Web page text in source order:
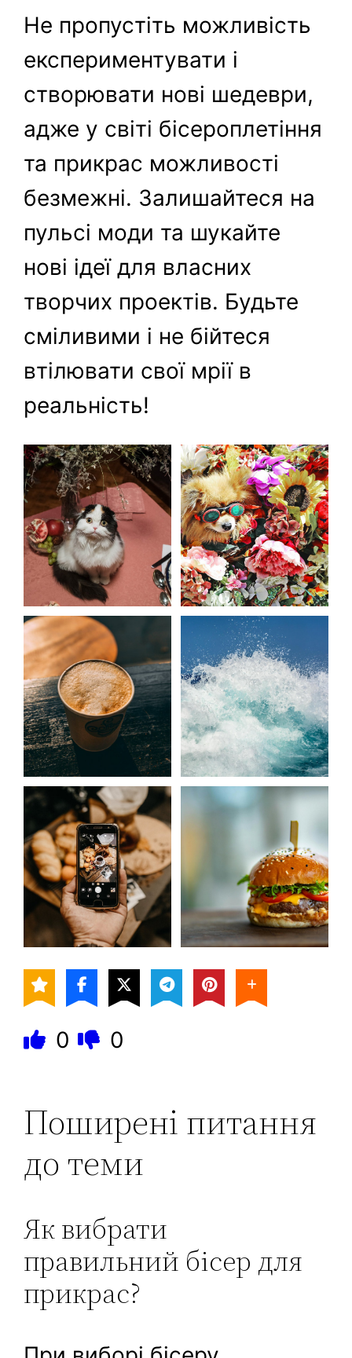
Не пропустіть можливість
експериментувати і
створювати нові шедеври,
адже у світі бісероплетіння
та прикрас можливості
безмежні. Залишайтеся на
пульсі моди та шукайте
нові ідеї для власних
творчих проектів. Будьте
сміливими і не бійтеся
втілювати свої мрії в
реальність!
0 0
Поширені питання
до теми
Як вибрати
правильний бісер для
прикрас?